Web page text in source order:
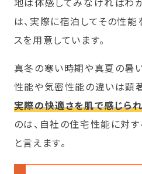
地は体感してみなければわ
は、実際に宿泊してその性
スを用意しています。
真冬の寒い時期や真夏の暑
性能や気密性能の違いは顕
実際の快適さを肌で感じら
のは、自社の住宅性能に対
と言えます。